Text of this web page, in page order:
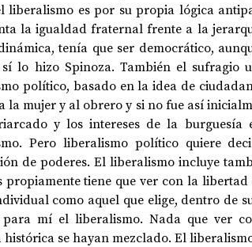
liberalismo es por su propia lógica
la igualdad fraternal frente a la
tenía que ser democrático,
sí lo hizo Spinoza. También el sufragio
político, basado en la idea de
la mujer y al obrero y si no fue así
y los intereses de la
Pero liberalismo político quiere
de poderes. El liberalismo incluye
propiamente tiene que ver con la
como aquel que elige, dentro de
para mí el liberalismo. Nada que ver
se hayan mezclado. El